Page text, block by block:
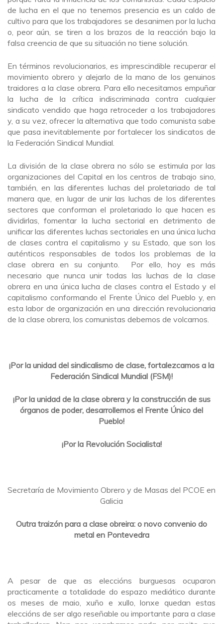
de lucha en el que no tenemos presencia es un caldo de
cultivo para que los trabajadores se desanimen por la lucha
o, peor aún, se tiren a los brazos de la reacción bajo la
falsa creencia de que su situación no tiene solución.
En términos revolucionarios, es imprescindible recuperar el
movimiento obrero y alejarlo de la mano de los genuinos
traidores a la clase obrera. Para ello necesitamos empuñar
la lucha de la crítica indiscriminada contra cualquier
sindicato vendido que haga retroceder a los trabajadores
y, a su vez, ofrecer la alternativa que todo comunista sabe
que pasa inevitablemente por fortalecer los sindicatos de
la Federación Sindical Mundial.
La división de la clase obrera no sólo se estimula por las
organizaciones del Capital en los centros de trabajo sino,
también, en las diferentes luchas del proletariado de tal
manera que, en lugar de unir las luchas de los diferentes
sectores que conforman el proletariado lo que hacen es
dividirlas, fomentar la lucha sectorial en detrimento de
unificar las diferentes luchas sectoriales en una única lucha
de clases contra el capitalismo y su Estado, que son los
auténticos responsables de todos los problemas de la
clase obrera en su conjunto. Por ello, hoy es más
necesario que nunca unir todas las luchas de la clase
obrera en una única lucha de clases contra el Estado y el
capitalismo conformando el Frente Único del Pueblo y, en
esta labor de organización en una dirección revolucionaria
de la clase obrera, los comunistas debemos de volcarnos.
¡Por la unidad del sindicalismo de clase, fortalezcamos a la
Federación Sindical Mundial (FSM)!
¡Por la unidad de la clase obrera y la construcción de sus
órganos de poder, desarrollemos el Frente Único del
Pueblo!
¡Por la Revolución Socialista!
Secretaría de Movimiento Obrero y de Masas del PCOE en
Galicia
Outra traizón para a clase obreira: o novo convenio do
metal en Pontevedra
A pesar de que as eleccións burguesas ocuparon
practicamente a totalidade do espazo mediático durante
os meses de maio, xuño e xullo, lonxe quedan estas
eleccións de ser algo reseñable ou importante para a clase